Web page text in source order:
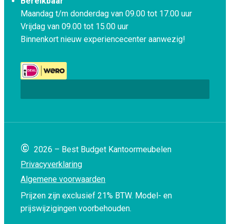
Maandag t/m donderdag van 09.00 tot 17.00 uur
Vrijdag van 09.00 tot 15.00 uur
Binnenkort nieuw experiencecenter aanwezig!
© 2026 – Best Budget Kantoormeubelen
Privacyverklaring
Algemene voorwaarden
Prijzen zijn exclusief 21% BTW. Model- en
prijswijzigingen voorbehouden.